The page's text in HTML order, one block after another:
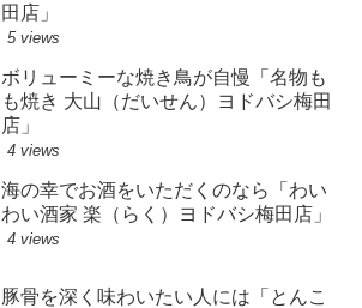
田店」
5 views
ボリューミーな焼き鳥が自慢「名物も
も焼き 大山（だいせん）ヨドバシ梅田
店」
4 views
海の幸でお酒をいただくのなら「わい
わい酒家 楽（らく）ヨドバシ梅田店」
4 views
豚骨を深く味わいたい人には「とんこ